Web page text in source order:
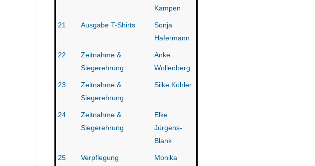
Kampen
21 Ausgabe T-Shirts
Sonja
Hafermann
22
Zeitnahme &
Siegerehrung
Anke
Wollenberg
23
Zeitnahme &
Siegerehrung
Silke Köhler
24
Zeitnahme &
Siegerehrung
Elke
Jürgens-
Blank
25
Verpflegung
Monika